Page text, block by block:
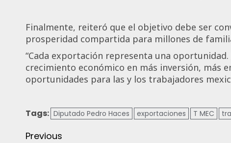
Finalmente, reiteró que el objetivo debe ser
prosperidad compartida para millones de
“Cada exportación representa una
crecimiento económico en más inversión, más
oportunidades para las y los trabajadores
Tags: Diputado Pedro Haces exportaciones T MEC
Previous